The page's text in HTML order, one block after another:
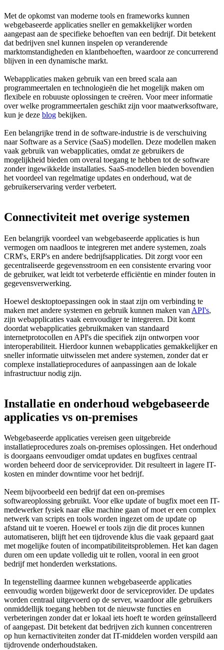
Met de opkomst van moderne tools en frameworks kunnen
webgebaseerde applicaties sneller en gemakkelijker worden
aangepast aan de specifieke behoeften van een bedrijf. Dit betekent
dat bedrijven snel kunnen inspelen op veranderende
marktomstandigheden en klantbehoeften, waardoor ze concurrerend
blijven in een dynamische markt.
Webapplicaties maken gebruik van een breed scala aan
programmeertalen en technologieën die het mogelijk maken om
flexibele en robuuste oplossingen te creëren. Voor meer informatie
over welke programmeertalen geschikt zijn voor maatwerksoftware,
kun je deze blog bekijken.
Een belangrijke trend in de software-industrie is de verschuiving
naar Software as a Service (SaaS) modellen. Deze modellen maken
vaak gebruik van webapplicaties, omdat ze gebruikers de
mogelijkheid bieden om overal toegang te hebben tot de software
zonder ingewikkelde installaties. SaaS-modellen bieden bovendien
het voordeel van regelmatige updates en onderhoud, wat de
gebruikerservaring verder verbetert.
Connectiviteit met overige systemen
Een belangrijk voordeel van webgebaseerde applicaties is hun
vermogen om naadloos te integreren met andere systemen, zoals
CRM's, ERP's en andere bedrijfsapplicaties. Dit zorgt voor een
gecentraliseerde gegevensstroom en een consistente ervaring voor
de gebruiker, wat leidt tot verbeterde efficiëntie en minder fouten in
gegevensverwerking.
Hoewel desktoptoepassingen ook in staat zijn om verbinding te
maken met andere systemen en gebruik kunnen maken van API's,
zijn webapplicaties vaak eenvoudiger te integreren. Dit komt
doordat webapplicaties gebruikmaken van standaard
internetprotocollen en API's die specifiek zijn ontworpen voor
interoperabiliteit. Hierdoor kunnen webapplicaties gemakkelijker en
sneller informatie uitwisselen met andere systemen, zonder dat er
complexe installatieprocedures of aanpassingen aan de lokale
infrastructuur nodig zijn.
Installatie en onderhoud webgebaseerde
applicaties vs on-premises
Webgebaseerde applicaties vereisen geen uitgebreide
installatieprocedures zoals on-premises oplossingen. Het onderhoud
is doorgaans eenvoudiger omdat updates en bugfixes centraal
worden beheerd door de serviceprovider. Dit resulteert in lagere IT-
kosten en minder downtime voor het bedrijf.
Neem bijvoorbeeld een bedrijf dat een on-premises
softwareoplossing gebruikt. Voor elke update of bugfix moet een IT-
medewerker fysiek naar elke machine gaan of moet er een complex
netwerk van scripts en tools worden ingezet om de update op
afstand uit te voeren. Hoewel er tools zijn die dit proces kunnen
automatiseren, blijft het een tijdrovende klus die vaak gepaard gaat
met mogelijke fouten of incompatibiliteitsproblemen. Het kan dagen
duren om een update volledig uit te rollen, vooral in een groot
bedrijf met honderden werkstations.
In tegenstelling daarmee kunnen webgebaseerde applicaties
eenvoudig worden bijgewerkt door de serviceprovider. De updates
worden centraal uitgevoerd op de server, waardoor alle gebruikers
onmiddellijk toegang hebben tot de nieuwste functies en
verbeteringen zonder dat er lokaal iets hoeft te worden geïnstalleerd
of aangepast. Dit betekent dat bedrijven zich kunnen concentreren
op hun kernactiviteiten zonder dat IT-middelen worden verspild aan
tijdrovende onderhoudstaken.